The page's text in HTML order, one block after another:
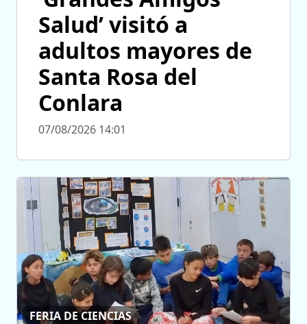
Salud’ visitó a
adultos mayores de
Santa Rosa del
Conlara
07/08/2026 14:01
FERIA DE CIENCIAS